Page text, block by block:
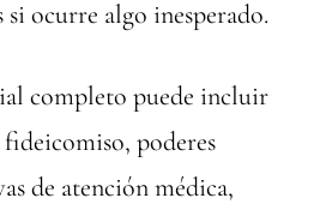
ocurre algo inesperado.
completo puede incluir
poderes
de atención médica,